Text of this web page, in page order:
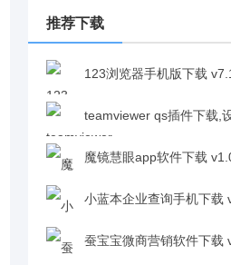
推荐下载
123浏览器手机版下载
识别助力最短时间找到目标内容
teamviewer qs插件下载,
排查超精准v14.5.208
魔镜慧眼app软件下载
外视频监控随时看超放心v1.0.0
小蓝本企业查询手机下载
展趋势一眼看透v1.5.1
蚕宝宝微商营销软件下载